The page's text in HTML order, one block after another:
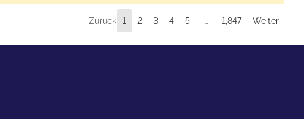
Zurück 1 2 3 4 5 … 1,847 Weiter